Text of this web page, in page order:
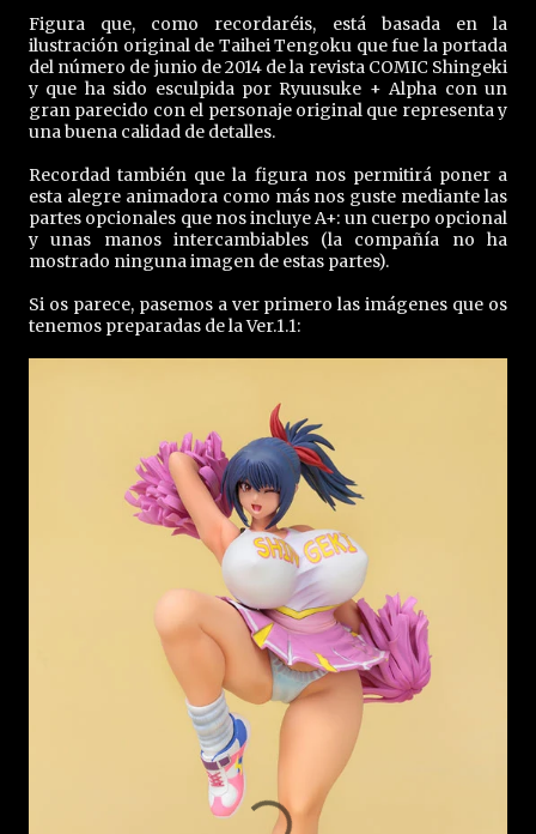
Figura que, como recordaréis, está basada en la
ilustración original de Taihei Tengoku que fue la portada
del número de junio de 2014 de la revista COMIC Shingeki
y que ha sido esculpida por Ryuusuke + Alpha con un
gran parecido con el personaje original que representa y
una buena calidad de detalles.
Recordad también que la figura nos permitirá poner a
esta alegre animadora como más nos guste mediante las
partes opcionales que nos incluye A+: un cuerpo opcional
y unas manos intercambiables (la compañía no ha
mostrado ninguna imagen de estas partes).
Si os parece, pasemos a ver primero las imágenes que os
tenemos preparadas de la Ver.1.1: